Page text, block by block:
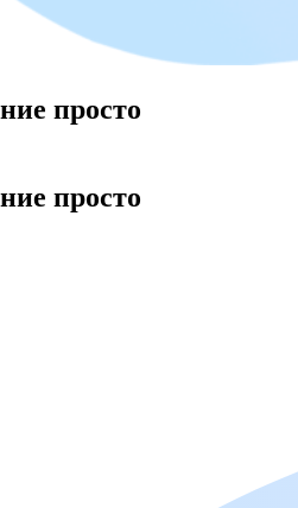
просто
просто